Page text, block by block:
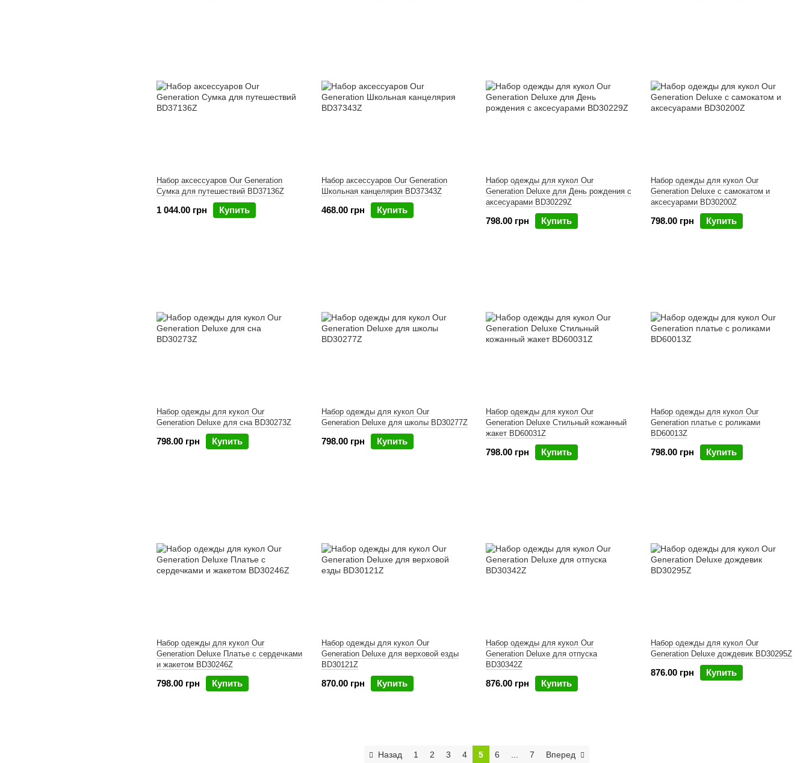
Набор аксессуаров Our Generation
Сумка для путешествий BD37136Z
1 044.00 грн Купить
Набор аксессуаров Our Generation
Школьная канцелярия BD37343Z
468.00 грн Купить
Набор одежды для кукол Our
Generation Deluxe для День рождения с
аксесуарами BD30229Z
798.00 грн Купить
Набор одежды для кукол Our
Generation Deluxe с самокатом и
аксесуарами BD30200Z
798.00 грн Купить
Набор одежды для кукол Our
Generation Deluxe для сна BD30273Z
798.00 грн Купить
Набор одежды для кукол Our
Generation Deluxe для школы BD30277Z
798.00 грн Купить
Набор одежды для кукол Our
Generation Deluxe Стильный кожанный
жакет BD60031Z
798.00 грн Купить
Набор одежды для кукол Our
Generation платье с роликами
BD60013Z
798.00 грн Купить
Набор одежды для кукол Our
Generation Deluxe Платье с сердечками
и жакетом BD30246Z
798.00 грн Купить
Набор одежды для кукол Our
Generation Deluxe для верховой езды
BD30121Z
870.00 грн Купить
Набор одежды для кукол Our
Generation Deluxe для отпуска
BD30342Z
876.00 грн Купить
Набор одежды для кукол Our
Generation Deluxe дождевик BD30295Z
876.00 грн Купить
Назад 1 2 3 4 5 6 7 Вперед